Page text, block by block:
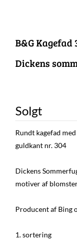
B&G Kagefad
Dickens
Solgt
Rundt kagefad
guldkant nr. 304
Dickens
motiver af
Producent af Bing
1. sortering